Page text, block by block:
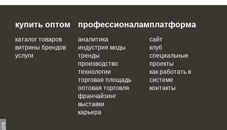
купить оптом
каталог товаров
витрины брендов
услуги
профессионалам
аналитика
индустрия моды
тренды
производство
технологии
торговая площадь
оптовая торговля
франчайзинг
выставки
карьера
платформа
сайт
клуб
специальные
проекты
как работать в
системе
контакты